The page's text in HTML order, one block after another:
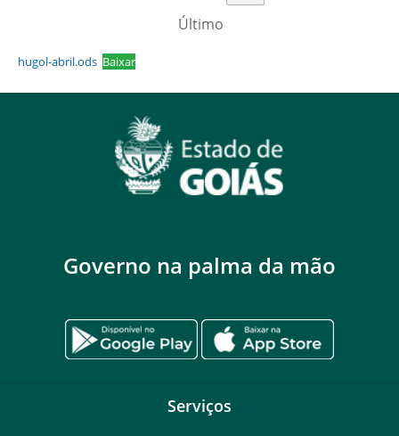
Último
hugol-abril.ods Baixar
Governo na palma da mão
Serviços